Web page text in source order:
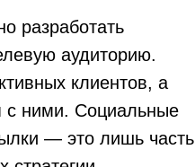
разработать
аудиторию.
клиентов, а
с ними. Социальные
— это лишь часть